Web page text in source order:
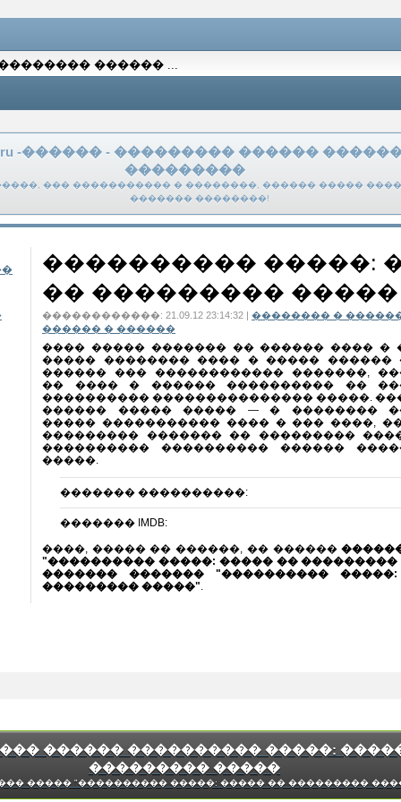
-������ - ��������� ������
���������
��� ����������� � ��������, ������ �����
������� ��������!
���������� �����:
�� ��������� �����
������������: 21.09.12 23:14:32 | �������� �
������ � ������
���� ����� ������� �� ������ ���� �
����� �������� ���� � ����� ������
������ ��� ������������ �������,
�� ���� � ������ ���������� ��
���������� ��������������� �����.
������ ����� ����� — � ��������
����� ����������� ���� � ��� ����,
��������� ������� �� ���������
���������� ���������� ������
�����.
������� ����������:
������� IMDB:
����, ����� �� ������, �� ������
"���������� �����: ����� �� ���������
������� ������� "����������
��������� �����".
������ ���������� �����:
��������� �����
����� "���������� �����: ����� �� ���������